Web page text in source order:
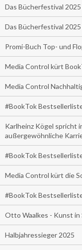
Das Bücherfestival
Das Bücherfestival
Promi-Buch Top- und
Media Control kürt
Media Control
#BookTok
Karlheinz Kögel spricht
außergewöhnliche
#BookTok
Media Control kürt die
#BookTok
Otto Waalkes - Kunst in
Halbjahressieger 2025